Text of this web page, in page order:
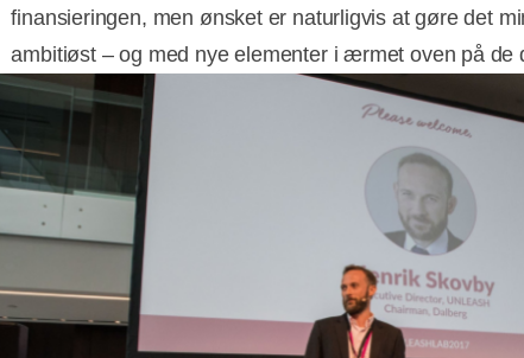
finansieringen, men ønsket er naturligvis at gøre det
ambitiøst – og med nye elementer i ærmet oven på de